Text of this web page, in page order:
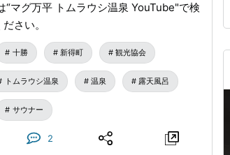
さい。
十勝 新得町 観光協会
トムラウシ温泉 温泉 露天風呂
サウナー
2